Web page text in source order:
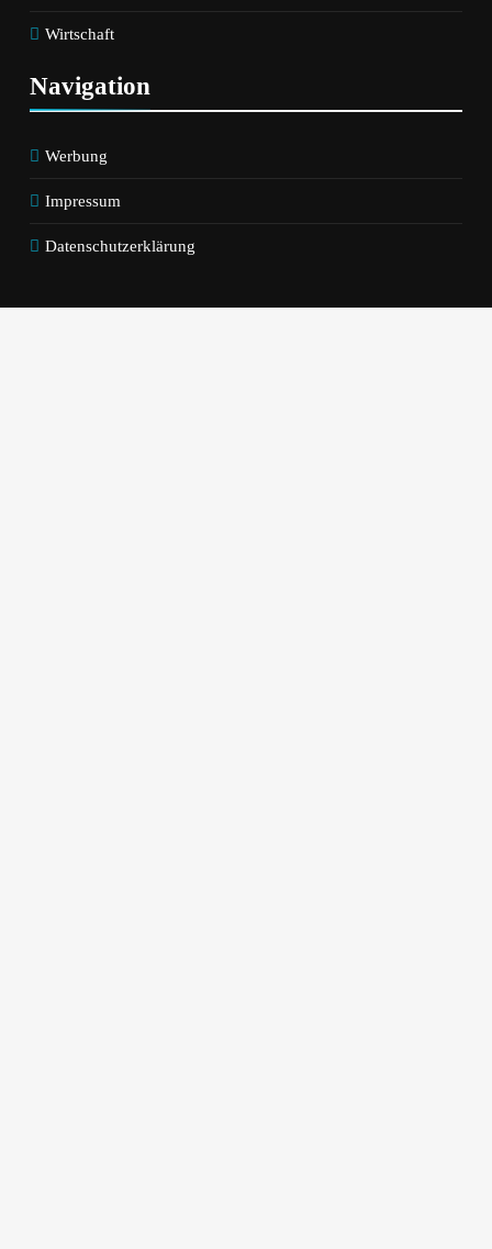
Wirtschaft
Navigation
Werbung
Impressum
Datenschutzerklärung